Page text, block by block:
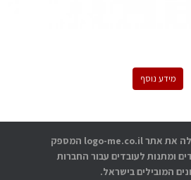
מידע נוסף
אתוס עסקים מפעילה את אתר logo-me.co.il המספק
ומתנות לעובדים עבור החברות
המובילים בישראל.